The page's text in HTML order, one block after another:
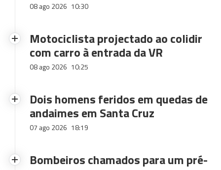
08 ago 2026 10:30
Motociclista projectado ao colidir
com carro à entrada da VR
08 ago 2026 10:25
Dois homens feridos em quedas de
andaimes em Santa Cruz
07 ago 2026 18:19
Bombeiros chamados para um pré-